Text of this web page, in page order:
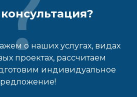
о наших услугах, видах
проектах, рассчитаем
индивидуальное